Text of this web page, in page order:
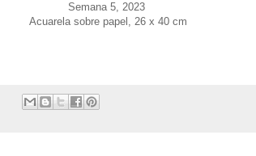
Semana 5, 2023
Acuarela sobre papel, 26 x 40 cm